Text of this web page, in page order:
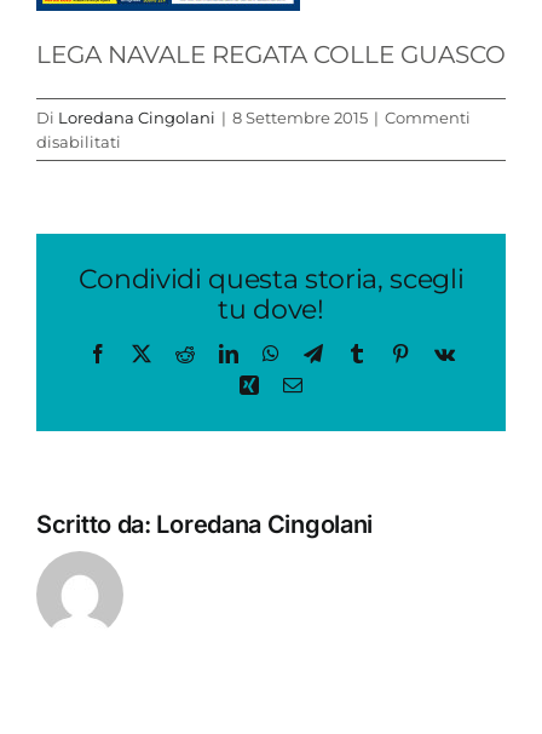
LEGA NAVALE REGATA COLLE GUASCO
Di Loredana Cingolani | 8 Settembre 2015 | Commenti
disabilitati
Locandina
Condividi questa storia, scegli
tu dove!
Facebook
X RedditLinkedInWhatsApp
TelegramTumblrPinterest
Vk
Xing Email
Scritto da: Loredana Cingolani